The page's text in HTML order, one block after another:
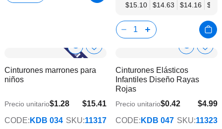
$15.10
$14.63
$14.16
Show
Info
Añadir
la
deseos
Cinturones marrones para
niños
$15.41
$12.52
Precio unitario$1.28
CODE: KDB 034 SKU:11317
Show
Info
Cinturones Elásticos
Infantiles Diseño Rayas
Rojas
$4.99
Precio unitario$0.42
CODE: KDB 047 SKU:11323